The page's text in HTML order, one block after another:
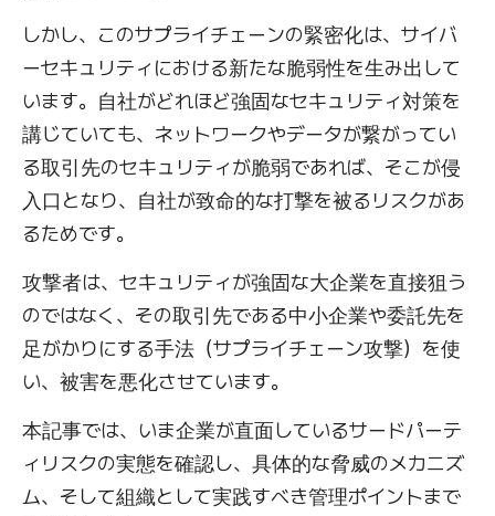
しかし、このサプライチェーンの緊密化は、サイバ
ーセキュリティにおける新たな脆弱性を生み出して
います。自社がどれほど強固なセキュリティ対策を
講じていても、ネットワークやデータが繋がってい
る取引先のセキュリティが脆弱であれば、そこが侵
入口となり、自社が致命的な打撃を被るリスクがあ
るためです。
攻撃者は、セキュリティが強固な大企業を直接狙う
のではなく、その取引先である中小企業や委託先を
足がかりにする手法（サプライチェーン攻撃）を使
い、被害を悪化させています。
本記事では、いま企業が直面しているサードパーテ
ィリスクの実態を確認し、具体的な脅威のメカニズ
ム、そして組織として実践すべき管理ポイントまで